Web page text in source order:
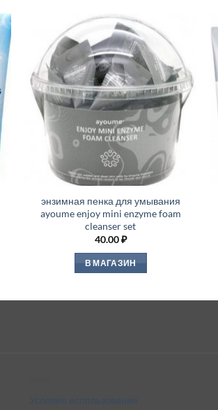
энзимная пенка для умывания
ayoume enjoy mini enzyme foam
cleanser set
40.00₽
В МАГАЗИН
Условия использования